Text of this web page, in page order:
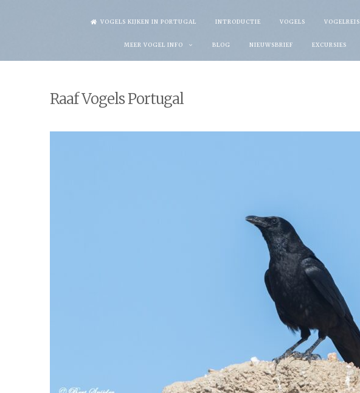
VOGELS KIJKEN IN PORTUGAL INTRODUCTIE VOGELS VOGELREIS
MEER VOGEL INFO BLOG NIEUWSBRIEF EXCURSIES
Raaf Vogels Portugal